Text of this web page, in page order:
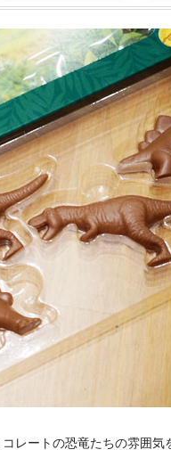
レートの恐竜たちの雰囲気